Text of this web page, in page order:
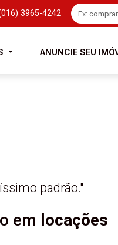
3965-4242
ANUNCIE SEU
padrão."
em locações